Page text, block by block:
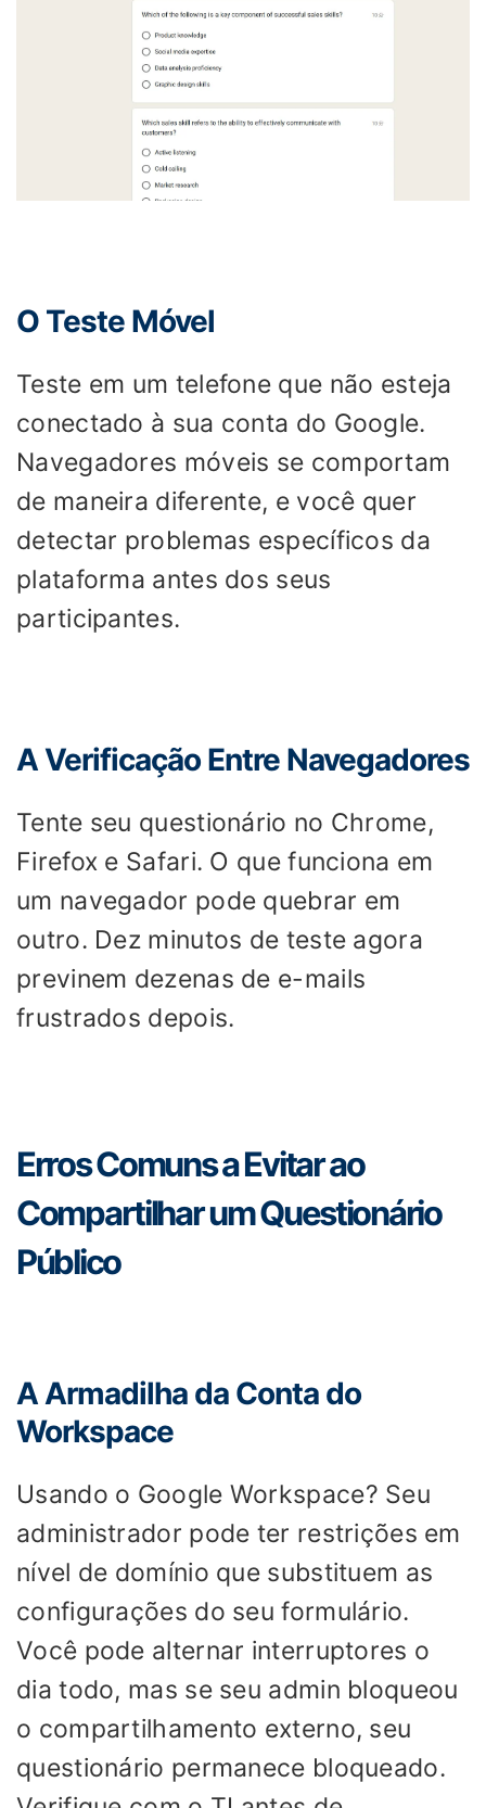
O Teste Móvel
Teste em um telefone que não esteja
conectado à sua conta do Google.
Navegadores móveis se comportam
de maneira diferente, e você quer
detectar problemas específicos da
plataforma antes dos seus
participantes.
A Verificação Entre Navegadores
Tente seu questionário no Chrome,
Firefox e Safari. O que funciona em
um navegador pode quebrar em
outro. Dez minutos de teste agora
previnem dezenas de e-mails
frustrados depois.
Erros Comuns a Evitar ao
Compartilhar um Questionário
Público
A Armadilha da Conta do
Workspace
Usando o Google Workspace? Seu
administrador pode ter restrições em
nível de domínio que substituem as
configurações do seu formulário.
Você pode alternar interruptores o
dia todo, mas se seu admin bloqueou
o compartilhamento externo, seu
questionário permanece bloqueado.